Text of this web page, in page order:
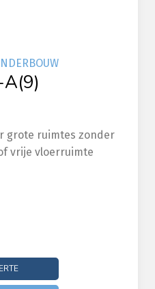
grote ruimtes zonder
vrije vloerruimte